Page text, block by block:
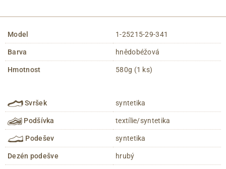
Model 1-25215-29-341
Barva hnědobéžová
Hmotnost 580g (1 ks)
Svršek syntetika
Podšívka textílie/syntetika
Podešev syntetika
Dezén podešve hrubý